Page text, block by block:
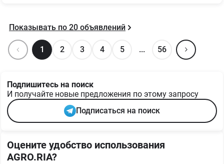
1 2 3 4 5 ... 56
Показывать по 20 объявлений
Подпишитесь на поиск
И получайте новые предложения по этому запросу
Подписаться на поиск
Оцените удобство использования
AGRO.RIA?